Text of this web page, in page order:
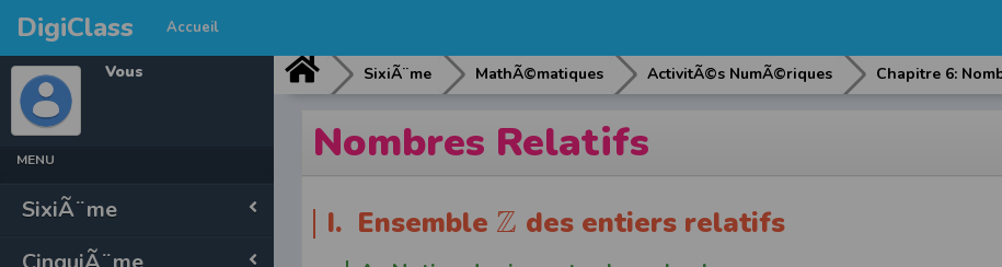
DigiClass Accueil
Vous
MENU
SixiÃ¨me
SixiÃ¨me MathÃ©matiques ActivitÃ©s NumÃ©riques
Nombres Relatifs
I. Ensemble Z des entiers relatifs